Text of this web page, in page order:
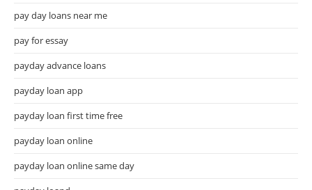
pay day loans near me
pay for essay
payday advance loans
payday loan app
payday loan first time free
payday loan online
payday loan online same day